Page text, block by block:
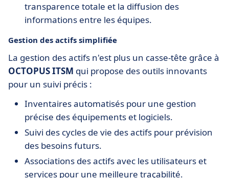
transparence totale et la diffusion des
informations entre les équipes.
Gestion des actifs simplifiée
La gestion des actifs n'est plus un casse-tête grâce à
OCTOPUS ITSM qui propose des outils innovants
pour un suivi précis :
Inventaires automatisés pour une gestion
précise des équipements et logiciels.
Suivi des cycles de vie des actifs pour prévision
des besoins futurs.
Associations des actifs avec les utilisateurs et
services pour une meilleure traçabilité.